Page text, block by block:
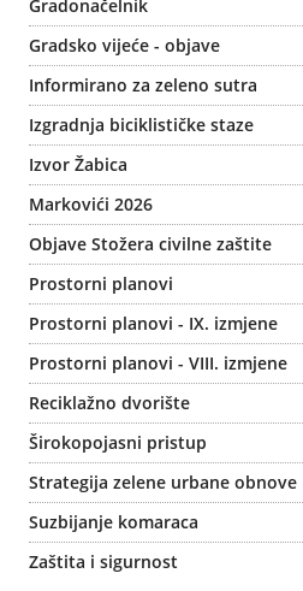
Gradonačelnik
Gradsko vijeće - objave
Informirano za zeleno sutra
Izgradnja biciklističke staze
Izvor Žabica
Markovići 2026
Objave Stožera civilne zaštite
Prostorni planovi
Prostorni planovi - IX. izmjene
Prostorni planovi - VIII. izmjene
Reciklažno dvorište
Širokopojasni pristup
Strategija zelene urbane obnove
Suzbijanje komaraca
Zaštita i sigurnost